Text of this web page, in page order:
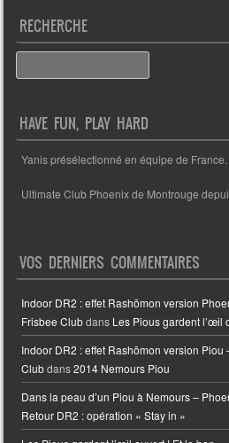
RECHERCHE
HAVE FUN, PLAY HARD
Yanis présélectionné en équipe de France.
Ultimate Club Phoenix de Montrouge
VOS DERNIERS COMMENTAIRES
Indoor DR2 : effet Rashōmon version
Frisbee Clubdans Les Pious gardent l’œil
Indoor DR2 : effet Rashōmon version
Clubdans2014 Nemours Piou
Dans la peau d’un Piou à Nemours –
Retour DR2 : opération « Stay in »